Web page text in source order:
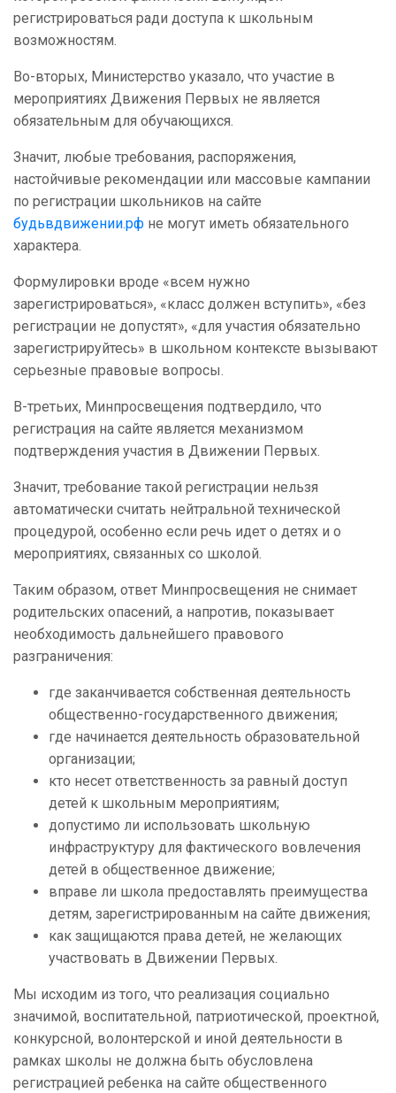
регистрироваться ради доступа к школьным
возможностям.
Во-вторых, Министерство указало, что участие в
мероприятиях Движения Первых не является
обязательным для обучающихся.
Значит, любые требования, распоряжения,
настойчивые рекомендации или массовые кампании
по регистрации школьников на сайте
будьвдвижении.рф не могут иметь обязательного
характера.
Формулировки вроде «всем нужно
зарегистрироваться», «класс должен вступить», «без
регистрации не допустят», «для участия обязательно
зарегистрируйтесь» в школьном контексте вызывают
серьезные правовые вопросы.
В-третьих, Минпросвещения подтвердило, что
регистрация на сайте является механизмом
подтверждения участия в Движении Первых.
Значит, требование такой регистрации нельзя
автоматически считать нейтральной технической
процедурой, особенно если речь идет о детях и о
мероприятиях, связанных со школой.
Таким образом, ответ Минпросвещения не снимает
родительских опасений, а напротив, показывает
необходимость дальнейшего правового
разграничения:
где заканчивается собственная деятельность
общественно-государственного движения;
где начинается деятельность образовательной
организации;
кто несет ответственность за равный доступ
детей к школьным мероприятиям;
допустимо ли использовать школьную
инфраструктуру для фактического вовлечения
детей в общественное движение;
вправе ли школа предоставлять преимущества
детям, зарегистрированным на сайте движения;
как защищаются права детей, не желающих
участвовать в Движении Первых.
Мы исходим из того, что реализация социально
значимой, воспитательной, патриотической, проектной,
конкурсной, волонтерской и иной деятельности в
рамках школы не должна быть обусловлена
регистрацией ребенка на сайте общественного